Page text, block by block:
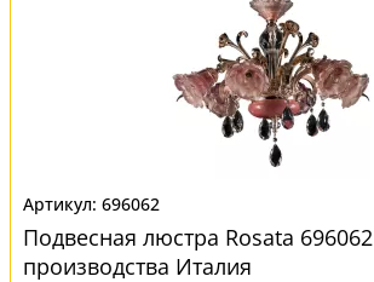
696062
Подвесная люстра Rosata 696062
производства Италия